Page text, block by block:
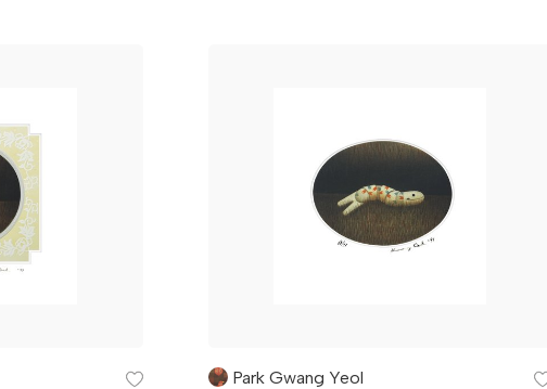
Park Gwang Yeol